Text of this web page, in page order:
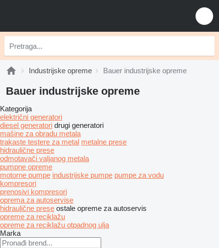
Industrijske opreme Bauer industrijske opreme
Bauer industrijske opreme
Kategorija
električni generatori
diesel generatori drugi generatori
mašine za obradu metala
trakaste testere za metal metalne prese
hidraulične prese
odmotavači valjanog metala
pumpne opreme
motorne pumpe industrijske pumpe pumpe za vodu
kompresori
prenosivi kompresori
oprema za autoservise
hidraulične prese ostale opreme za autoservis
opreme za reciklažu
opreme za reciklažu otpadnog ulja
Marka